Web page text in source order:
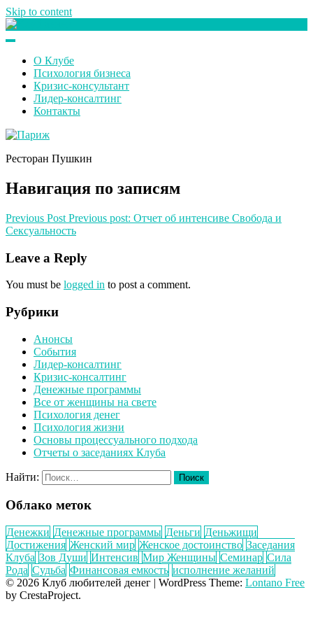
Skip to content
О Клубе
Психология бизнеса
Кризис-консультант
Лидер-консалтинг
Контакты
Ресторан Пушкин
Навигация по записям
Previous Post Previous post: Отчет об интенсиве Свобода и
Сексуальность
Leave a Reply
You must be logged in to post a comment.
Рубрики
Анонсы
События
Лидер-консалтинг
Кризис-консалтинг
Денежные программы
Все от женщины на свете
Психология денег
Психология жизни
Основы процессуального подхода
Отчеты о заседаниях Клуба
Найти:
Облако меток
Денежки Денежные программы Деньги Деньжищи
Достижения Женский мир Женское достоинство Заседания
Клуба Зов Души Интенсив Мир Женщины Семинар Сила
Рода Судьба Финансовая емкость исполнение желаний
© 2026 Клуб любителей денег | WordPress Theme: Lontano Free
by CrestaProject.